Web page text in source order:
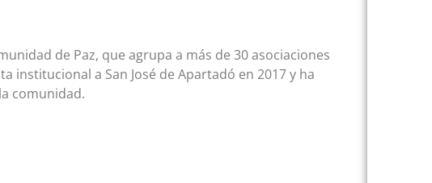
de Paz, que agrupa a más de 30 asociaciones
institucional a San José de Apartadó en 2017 y ha
comunidad.